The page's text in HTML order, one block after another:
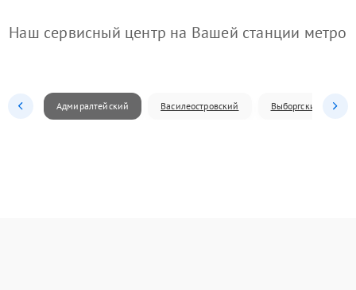
Наш сервисный центр на Вашей станции метро
Адмиралтейский Василеостровский Выборгский